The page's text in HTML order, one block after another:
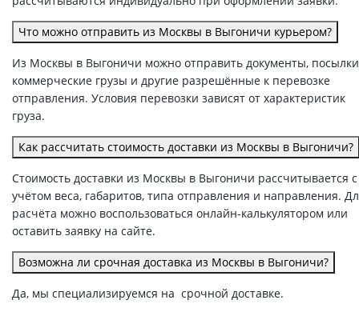
Что можно отправить из Москвы в Выгоничи курьером?
Из Москвы в Выгоничи можно отправить документы,
коммерческие грузы и другие разрешённые к перевозке
отправления. Условия перевозки зависят от характеристик
груза.
Как рассчитать стоимость доставки из Москвы в Выгоничи?
Стоимость доставки из Москвы в Выгоничи рассчитывается с
учётом веса, габаритов, типа отправления и направления.
расчёта можно воспользоваться онлайн-калькулятором или
оставить заявку на сайте.
Возможна ли срочная доставка из Москвы в Выгоничи?
Да, мы специализируемся на срочной доставке.